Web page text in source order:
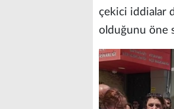
çekici iddialar
olduğunu öne